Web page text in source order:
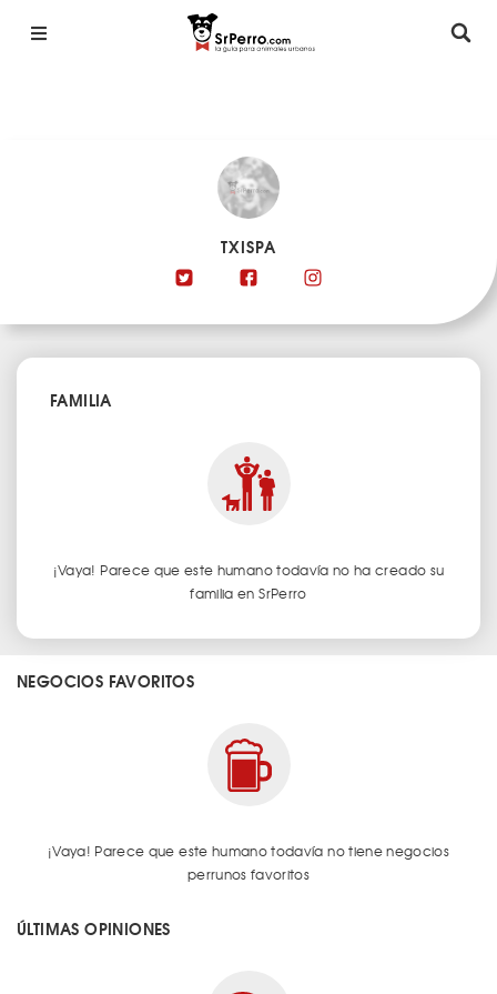
TXISPA
FAMILIA
¡Vaya! Parece que este humano todavía no ha creado su
familia en SrPerro
NEGOCIOS FAVORITOS
¡Vaya! Parece que este humano todavía no tiene negocios
perrunos favoritos
ÚLTIMAS OPINIONES